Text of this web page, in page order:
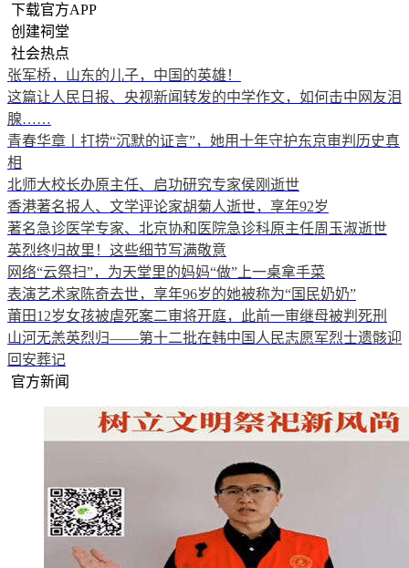
下载官方APP
创建祠堂
社会热点
张军桥，山东的儿子，中国的英雄！
这篇让人民日报、央视新闻转发的中学作文，如何击中网友泪
腺……
青春华章丨打捞“沉默的证言”，她用十年守护东京审判历史真
相
北师大校长办原主任、启功研究专家侯刚逝世
香港著名报人、文学评论家胡菊人逝世，享年92岁
著名急诊医学专家、北京协和医院急诊科原主任周玉淑逝世
英烈终归故里！这些细节写满敬意
网络“云祭扫”，为天堂里的妈妈“做”上一桌拿手菜
表演艺术家陈奇去世，享年96岁的她被称为“国民奶奶”
莆田12岁女孩被虐死案二审将开庭，此前一审继母被判死刑
山河无恙英烈归——第十二批在韩中国人民志愿军烈士遗骸迎
回安葬记
官方新闻